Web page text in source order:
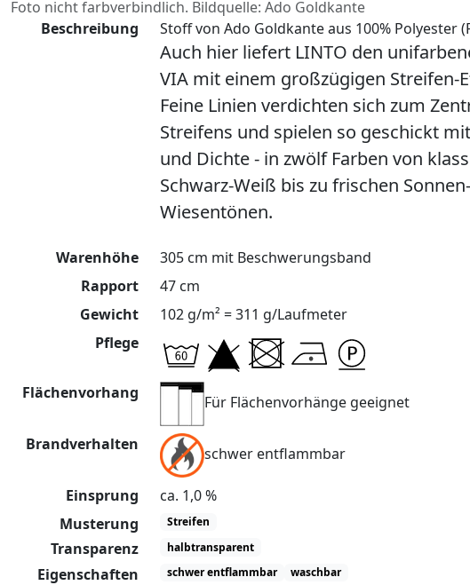
Foto nicht farbverbindlich. Bildquelle: Ado Goldkante
Beschreibung
Stoff von Ado Goldkante aus 100% Polyester
Auch hier liefert LINTO den
VIA mit einem großzügigen Streifen-
Feine Linien verdichten sich zum
Streifens und spielen so geschickt
und Dichte - in zwölf Farben von
Schwarz-Weiß bis zu frischen
Wiesentönen.
Warenhöhe
305 cm mit Beschwerungsband
Rapport
47 cm
Gewicht
102 g/m² = 311 g/Laufmeter
Pflege
Flächenvorhang
Für Flächenvorhänge geeignet
Brandverhalten
schwer entflammbar
Einsprung
ca. 1,0 %
Musterung
Streifen
Transparenz halbtransparent
Eigenschaften schwer entflammbar waschbar